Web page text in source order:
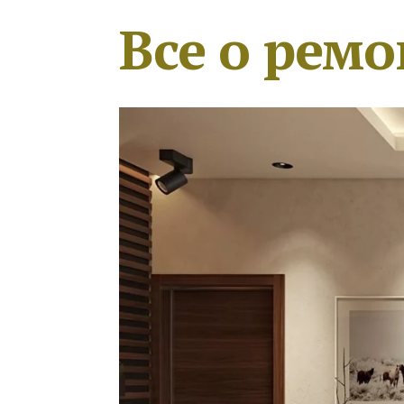
Все о